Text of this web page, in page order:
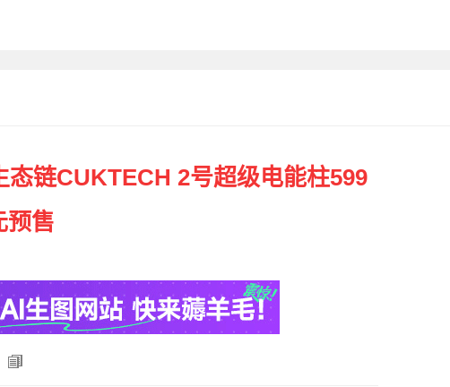
链CUKTECH 2号超级电能柱599
预售